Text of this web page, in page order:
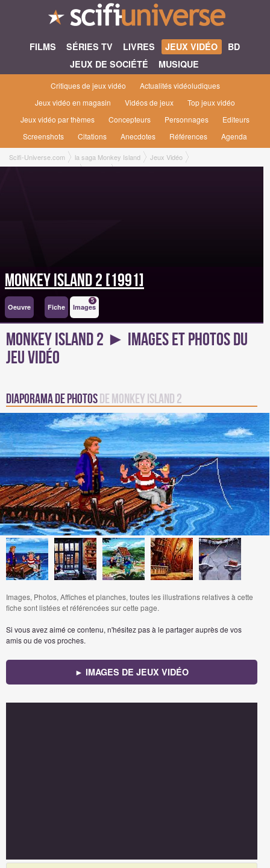
FILMS SÉRIES TV LIVRES JEUX VIDÉO
BD
JEUX DE SOCIÉTÉ
MUSIQUE
Critiques de jeux vidéo
Actualités vidéoludiques
Jeux vidéo en magasin
Vidéos de jeux
Top jeux vidéo
Jeux vidéo par thèmes
Concepteurs Personnages
Editeurs
Screenshots
Citations Anecdotes Références Agenda
Scifi-Universe.com la saga Monkey Island
Jeux Vidéo
Monkey Island 2 [1991]
Images
Monkey Island 2 [1991]
Oeuvre Fiche Images
5
Monkey Island 2 ► Images et photos du
jeu vidéo
Diaporama de Photosde Monkey Island 2
Images, Photos, Affiches et planches, toutes les illustrations relatives à cette
fiche sont listées et référencées sur cette page.
Si vous avez aimé ce contenu, n'hésitez pas à le partager auprès de vos
amis ou de vos proches.
► IMAGES DE JEUX VIDÉO